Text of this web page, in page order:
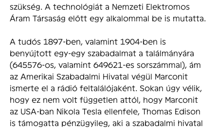
szükség. A technológiát a Nemzeti Elektromos
Áram Társaság előtt egy alkalommal be is mutatta.
A tudós 1897-ben, valamint 1904-ben is
benyújtott egy-egy szabadalmat a találmányára
(645576-os, valamint 649621-es sorszámmal), ám
az Amerikai Szabadalmi Hivatal végül Marconit
ismerte el a rádió feltalálójaként. Sokan úgy vélik,
hogy ez nem volt független attól, hogy Marconit
az USA-ban Nikola Tesla ellenfele, Thomas Edison
is támogatta pénzügyileg, aki a szabadalmi hivatal